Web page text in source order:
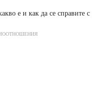
е и как да се справите с